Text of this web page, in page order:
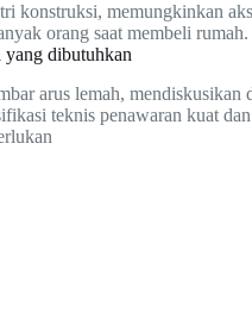
konstruksi, memungkinkan
orang saat membeli rumah.
yang dibutuhkan
arus lemah,
teknis penawaran kuat